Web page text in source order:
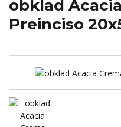
obklad
Preinciso